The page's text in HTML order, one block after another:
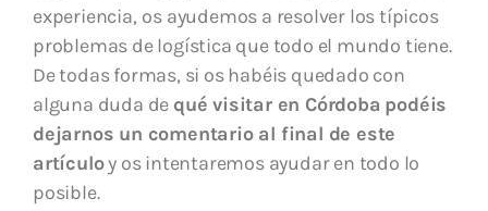
experiencia, os ayudemos a resolver los típicos
problemas de logística que todo el mundo tiene.
De todas formas, si os habéis quedado con
alguna duda de qué visitar en Córdoba podéis
dejarnos un comentario al final de este
artículoy os intentaremos ayudar en todo lo
posible.